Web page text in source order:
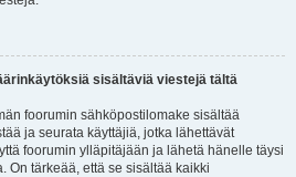
sisältäviä viestejä tältä
foorumin sähköpostilomake sisältää
ja seurata käyttäjiä, jotka lähettävät
foorumin ylläpitäjään ja lähetä hänelle täysi
On tärkeää, että se sisältää kaikki